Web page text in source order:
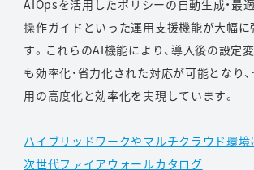
AIOpsを活用したポリシーの自動生成・最
操作ガイドといった運用支援機能が大幅に
す。これらのAI機能により、導入後の設定
も効率化・省力化された対応が可能となり
用の高度化と効率化を実現しています。
ハイブリッドワークやマルチクラウド環境
次世代ファイアウォールカタログ